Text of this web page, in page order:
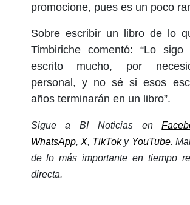
promocione, pues es un poco
Sobre escribir un libro de lo
Timbiriche comentó: “Lo sigo
escrito mucho, por
personal, y no sé si esos
años terminarán en un libro”.
Sigue a BI Noticias en
WhatsApp, X, TikTok y YouTube.
de lo más importante en tiempo
directa.